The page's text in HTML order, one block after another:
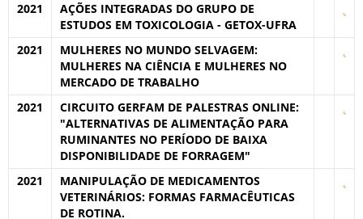
2021
AÇÕES INTEGRADAS DO GRUPO DE
ESTUDOS EM TOXICOLOGIA - GETOX-UFRA
2021
MULHERES NO MUNDO SELVAGEM:
MULHERES NA CIÊNCIA E MULHERES NO
MERCADO DE TRABALHO
2021
CIRCUITO GERFAM DE PALESTRAS ONLINE:
"ALTERNATIVAS DE ALIMENTAÇÃO PARA
RUMINANTES NO PERÍODO DE BAIXA
DISPONIBILIDADE DE FORRAGEM"
2021
MANIPULAÇÃO DE MEDICAMENTOS
VETERINÁRIOS: FORMAS FARMACÊUTICAS
DE ROTINA.